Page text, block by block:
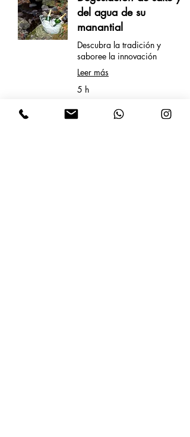
del agua de su
manantial
Descubra la tradición y
saboree la innovación
Leer más
5 h
Solicitud de reserva